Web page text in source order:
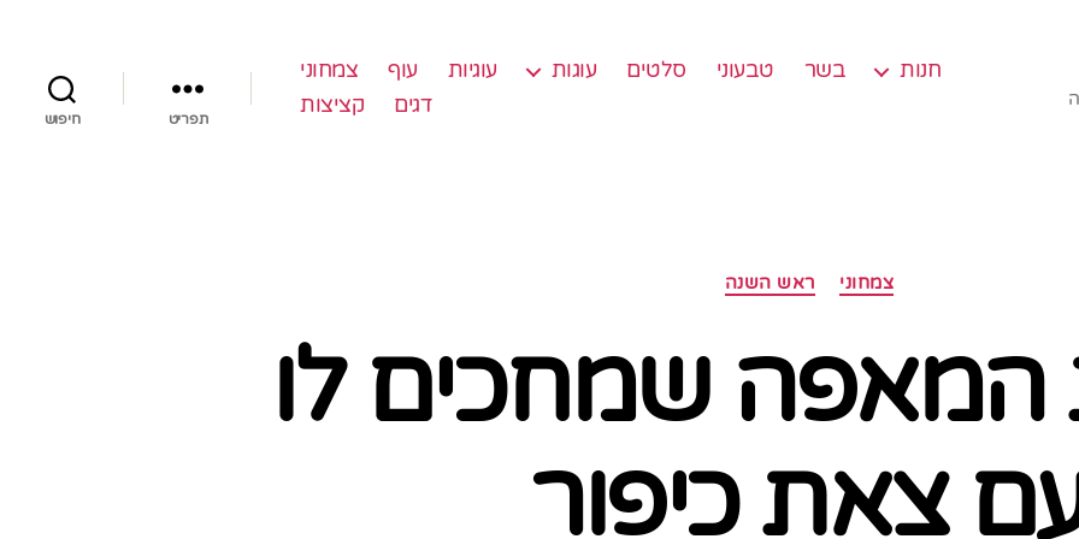
חנות בשר טבעוני סלטים עוגות עוגיות עוף
צמחוני
דגים
קציצות
תפריט חיפוש
קטגוריות צמחוני ראש השנה
המאפה שמחכים לו
צאת כיפור